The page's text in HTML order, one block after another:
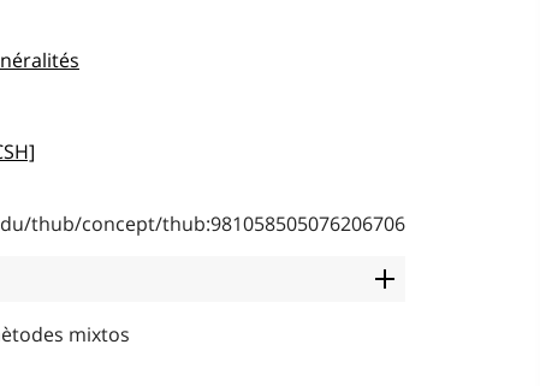
thub/concept/thub:981058505076206706
mixtos